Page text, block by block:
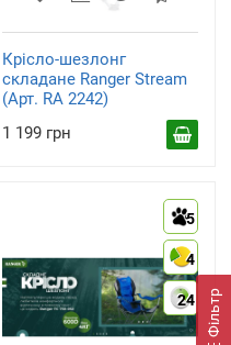
Фільтр
Крісло-шезлонг
складане Ranger Stream
(Арт. RA 2242)
1 199 грн
5
4
24